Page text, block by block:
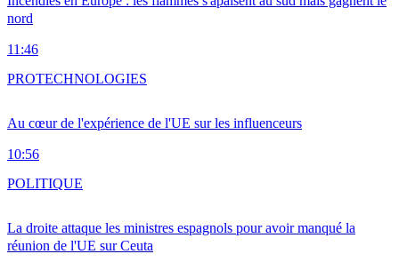
nord
11:46
Au cœur de l'expérience de l'UE sur les influenceurs
10:56
PROTECHNOLOGIES
La droite attaque les ministres espagnols pour avoir manqué la
réunion de l'UE sur Ceuta
POLITIQUE